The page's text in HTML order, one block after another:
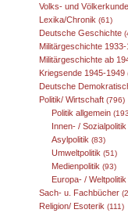
Volks- und Völkerkunde
Lexika/Chronik (61)
Deutsche Geschichte
Militärgeschichte 1933-
Militärgeschichte ab
Kriegsende 1945-1949
Deutsche Demokratische
Politik/ Wirtschaft (796)
Politik allgemein
Innen- / Sozialpolitik
Asylpolitik (83)
Umweltpolitik (51)
Medienpolitik (93)
Europa- / Weltpolitik
Sach- u. Fachbücher
Religion/ Esoterik (111)